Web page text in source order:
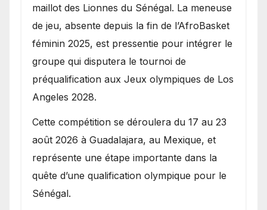
maillot des Lionnes du Sénégal. La meneuse
de jeu, absente depuis la fin de l’AfroBasket
féminin 2025, est pressentie pour intégrer le
groupe qui disputera le tournoi de
préqualification aux Jeux olympiques de Los
Angeles 2028.
Cette compétition se déroulera du 17 au 23
août 2026 à Guadalajara, au Mexique, et
représente une étape importante dans la
quête d’une qualification olympique pour le
Sénégal.